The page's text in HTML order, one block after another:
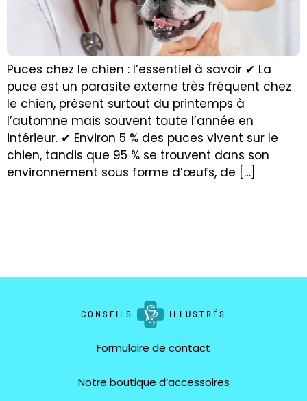
Puces chez le chien : l’essentiel à savoir ✔ La
puce est un parasite externe très fréquent chez
le chien, présent surtout du printemps à
l’automne mais souvent toute l’année en
intérieur. ✔ Environ 5 % des puces vivent sur le
chien, tandis que 95 % se trouvent dans son
environnement sous forme d’œufs, de […]
CONSEILS ILLUSTRÉS
Formulaire de contact
Notre boutique d’accessoires